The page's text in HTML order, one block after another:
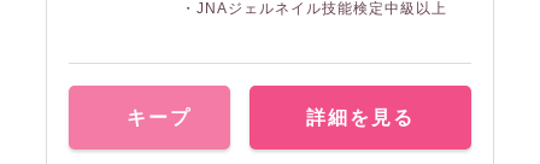
・JNAジェルネイル技能検定中級以上
キープ 詳細を見る